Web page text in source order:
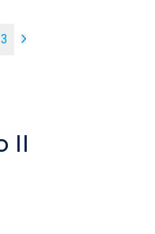
3
II